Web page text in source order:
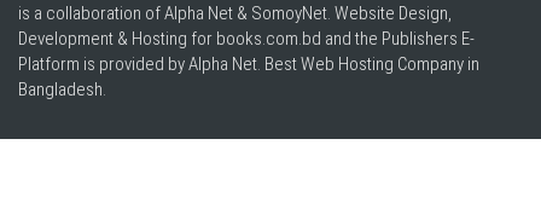
is a collaboration of Alpha Net & SomoyNet. Website Design,
Development & Hosting for books.com.bd and the Publishers E-
Platform is provided by Alpha Net. BestWeb Hosting Company in
Bangladesh.